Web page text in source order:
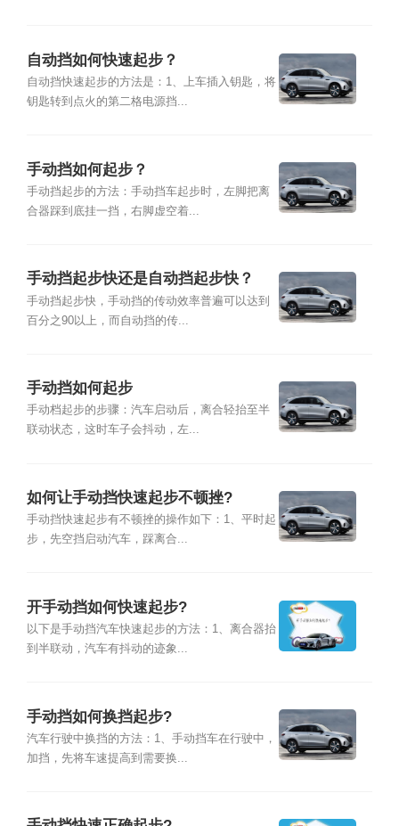
自动挡如何快速起步？
自动挡快速起步的方法是：1、上车插入钥匙，将
钥匙转到点火的第二格电源挡...
手动挡如何起步？
手动挡起步的方法：手动挡车起步时，左脚把离
合器踩到底挂一挡，右脚虚空着...
手动挡起步快还是自动挡起步快？
手动挡起步快，手动挡的传动效率普遍可以达到
百分之90以上，而自动挡的传...
手动挡如何起步
手动档起步的步骤：汽车启动后，离合轻抬至半
联动状态，这时车子会抖动，左...
如何让手动挡快速起步不顿挫?
手动挡快速起步有不顿挫的操作如下：1、平时起
步，先空挡启动汽车，踩离合...
开手动挡如何快速起步?
以下是手动挡汽车快速起步的方法：1、离合器抬
到半联动，汽车有抖动的迹象...
手动挡如何换挡起步?
汽车行驶中换挡的方法：1、手动挡车在行驶中，
加挡，先将车速提高到需要换...